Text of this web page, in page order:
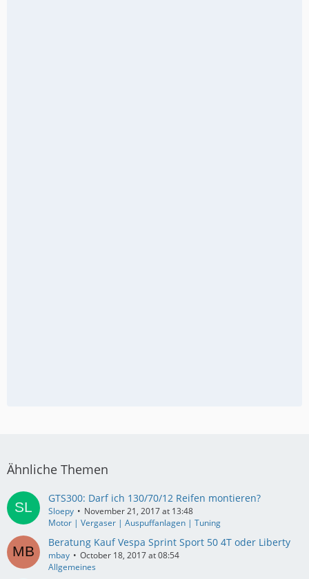
Ähnliche Themen
GTS300: Darf ich 130/70/12 Reifen montieren?
Sloepy
November 21, 2017 at 13:48
Motor | Vergaser | Auspuffanlagen | Tuning
Beratung Kauf Vespa Sprint Sport 50 4T oder Liberty
mbay
October 18, 2017 at 08:54
Allgemeines